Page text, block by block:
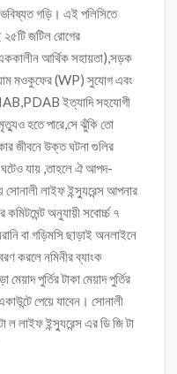
ভবিষ্যত গড়ি। এই পলিসিতে
জটিল রোগের
আর্থিক সহায়তা),সড়ক
মওকুফের (WP) সুযোগ এবং
ইত্যাদি সহযোগী
হতে পারে,সে ঝুঁকি তো
জীবনে উক্ত ঘটনা গুলির
ঘটেও যায় ,তাহলে ঐ আপদ-
লাইফ ইন্স্যুরেন্স আপনার
অনুযায়ী সবোর্চ্চ ৭
বা গড়িমসি ছাড়াই অনলাইনে
করলে নমিনীর ব্যাংক
পুর্তির টাকা মেয়াদ পুর্তির
পেয়ে যাবেন। সোনালী
ল লাইফ ইন্স্যুরেন্স এর ডি জি টা